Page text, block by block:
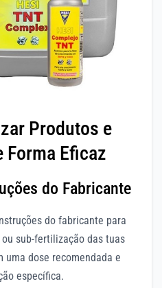
Produtos e
Eficaz
do Fabricante
do fabricante para
sub-fertilização das tuas
uma dose recomendada e
específica.